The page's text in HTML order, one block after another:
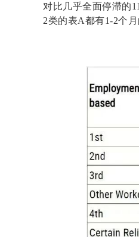
对比几乎全面停滞的
2类的表A都有1-2个